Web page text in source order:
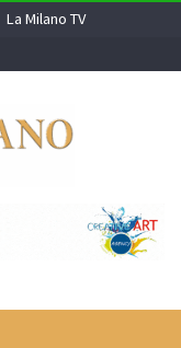
La Milano TV